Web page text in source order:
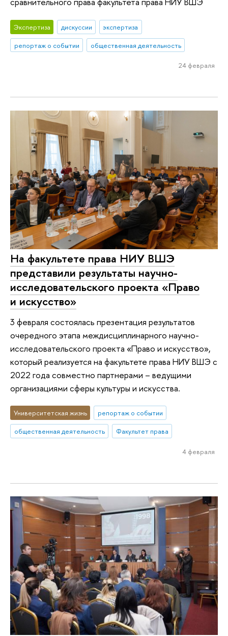
Экспертиза дискуссии
экспертиза
репортаж о событии
общественная деятельность
24 февраля
На факультете права НИУ ВШЭ
представили результаты научно-
исследовательского проекта «Право
и искусство»
3 февраля состоялась презентация результатов
очередного этапа междисциплинарного научно-
исследовательского проекта «Право и искусство»,
который реализуется на факультете права НИУ ВШЭ с
2022 года совместно партнерами – ведущими
организациями сферы культуры и искусства.
Университетская жизнь
репортаж о событии
общественная деятельность
Факультет права
4 февраля